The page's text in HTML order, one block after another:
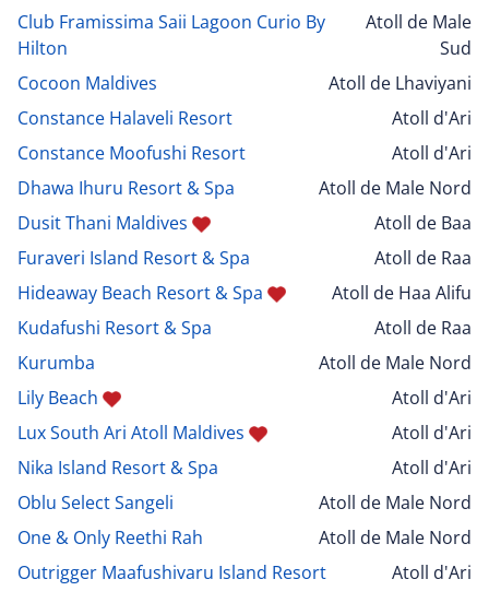
Club Framissima Saii Lagoon Curio By
Hilton
Atoll de Male
Sud
Cocoon Maldives
Atoll de Lhaviyani
Constance Halaveli Resort
Atoll d'Ari
Constance Moofushi Resort
Atoll d'Ari
Dhawa Ihuru Resort & Spa
Atoll de Male Nord
Dusit Thani Maldives
Atoll de Baa
Furaveri Island Resort & Spa
Atoll de Raa
Hideaway Beach Resort & Spa
Atoll de Haa Alifu
Kudafushi Resort & Spa
Atoll de Raa
Kurumba
Atoll de Male Nord
Lily Beach
Atoll d'Ari
Lux South Ari Atoll Maldives
Atoll d'Ari
Nika Island Resort & Spa
Atoll d'Ari
Oblu Select Sangeli
Atoll de Male Nord
One & Only Reethi Rah
Atoll de Male Nord
Outrigger Maafushivaru Island Resort
Atoll d'Ari